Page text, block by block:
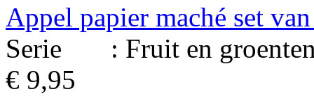
Appel papier maché set
Serie : Fruit en
€ 9,95